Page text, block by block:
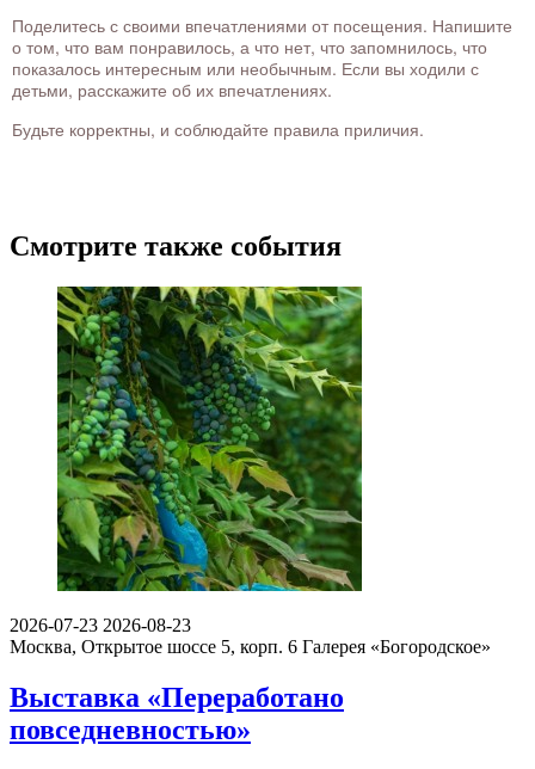
Поделитесь с своими впечатлениями от посещения. Напишите
о том, что вам понравилось, а что нет, что запомнилось, что
показалось интересным или необычным. Если вы ходили с
детьми, расскажите об их впечатлениях.
Будьте корректны, и соблюдайте правила приличия.
Смотрите также события
2026-07-23 2026-08-23
Москва, Открытое шоссе 5, корп. 6 Галерея «Богородское»
Выставка «Переработано
повседневностью»